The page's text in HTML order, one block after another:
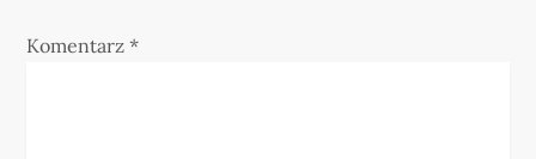
w
Komentarz*